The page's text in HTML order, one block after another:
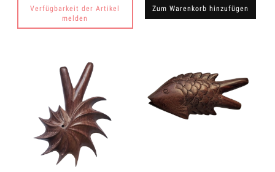
Verfügbarkeit der Artikel
melden
Zum Warenkorb hinzufügen